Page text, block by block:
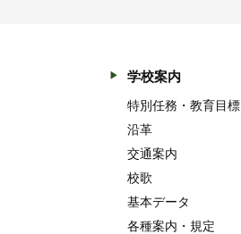
学校案内
特別任務・教育目標
沿革
交通案内
校歌
基本データ
各種案内・規定